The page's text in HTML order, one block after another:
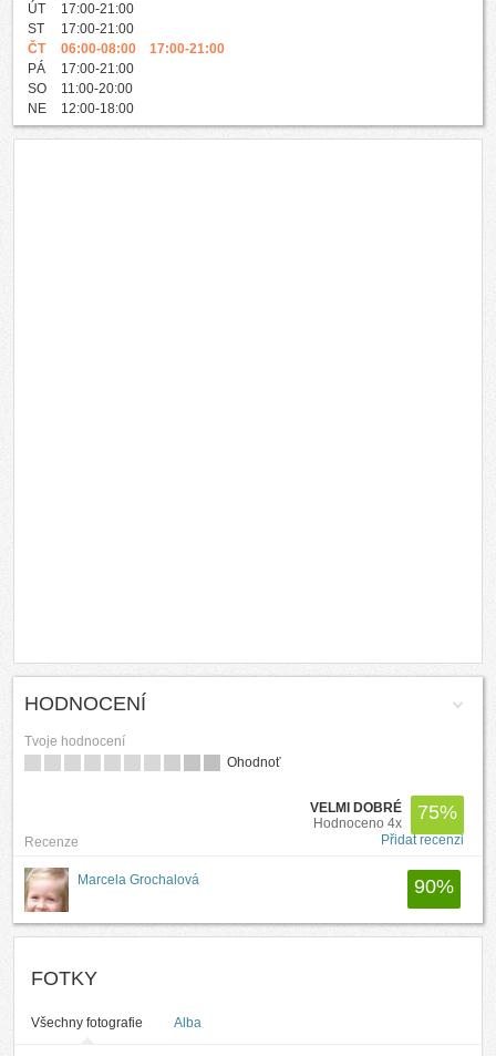
ÚT
17:00-21:00
ST
17:00-21:00
ČT
06:00-08:00 17:00-21:00
PÁ
17:00-21:00
SO
11:00-20:00
NE
12:00-18:00
HODNOCENÍ
Tvoje hodnocení
Ohodnoť
75%
VELMI DOBRÉ
Hodnoceno 4x
Recenze
Přidat recenzi
Marcela Grochalová 90%
FOTKY
Všechny fotografie Alba